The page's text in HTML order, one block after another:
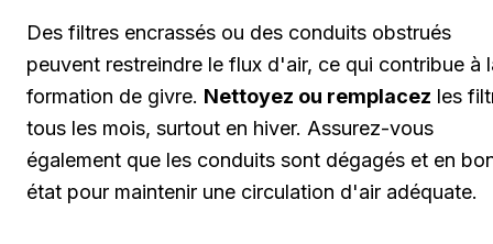
Des filtres encrassés ou des conduits obstrués
peuvent restreindre le flux d'air, ce qui contribue à
formation de givre. Nettoyez ou remplacez les
tous les mois, surtout en hiver. Assurez-vous
également que les conduits sont dégagés et en
état pour maintenir une circulation d'air adéquate.